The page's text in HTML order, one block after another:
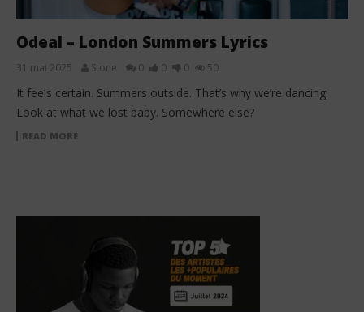
Odeal – London Summers Lyrics
31 mai 2025 Stone 0 0 0 50
It feels certain. Summers outside. That’s why we’re dancing.
Look at what we lost baby. Somewhere else?
READ MORE